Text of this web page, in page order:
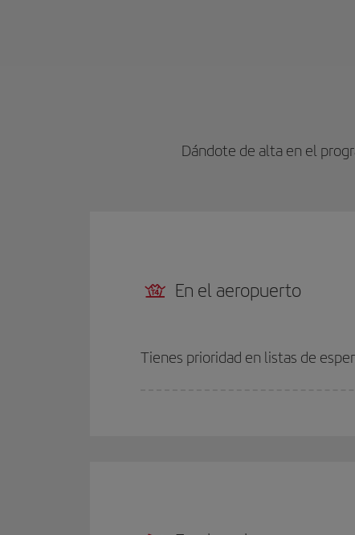
Dándote de alta en el
En el aeropuerto
Tienes prioridad en listas de